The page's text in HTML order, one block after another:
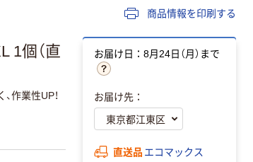
商品情報を印刷する
1個（直
作業性UP！
お届け日：8月24日（月）まで
お届け先：
直送品 エコマックス